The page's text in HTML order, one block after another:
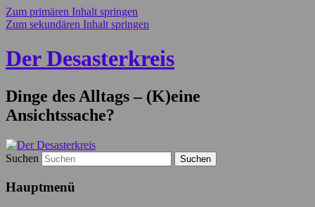
Zum primären Inhalt springen
Zum sekundären Inhalt springen
Der Desasterkreis
Dinge des Alltags – (K)eine
Ansichtssache?
Suchen
Hauptmenü